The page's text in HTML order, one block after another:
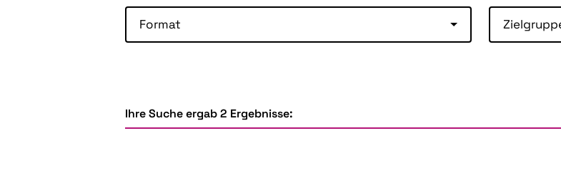
Format
Ihre Suche ergab 2 Ergebnisse: